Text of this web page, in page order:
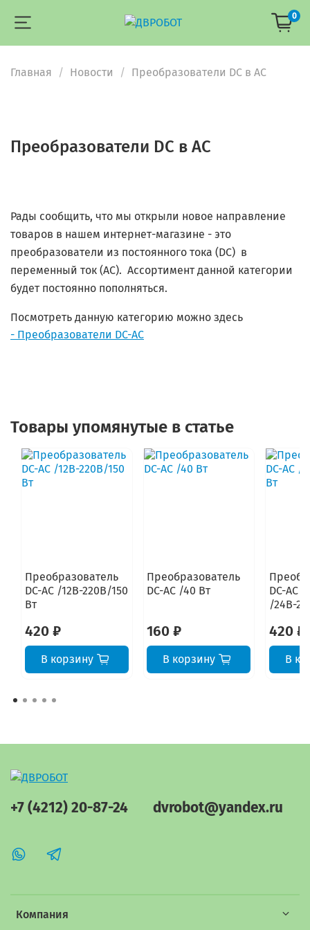
0
Главная Новости Преобразователи DC в AC
Преобразователи DC в AC
Рады сообщить, что мы открыли новое направление
товаров в нашем интернет-магазине - это
преобразователи из постоянного тока (DC) в
переменный ток (АС). Ассортимент данной категории
будет постоянно пополняться.
Посмотреть данную категорию можно здесь
- Преобразователи DC-AC
Товары упомянутые в статье
Преобразователь
DC-AC /12В-220В/150
Вт
420 ₽
В корзину
Преобразователь
DC-AC /40 Вт
160 ₽
В корзину
DC-AC
/24В-
420 ₽
В
Компания
+7 (4212) 20-87-24 dvrobot@yandex.ru